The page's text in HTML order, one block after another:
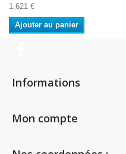
1,621 €
Ajouter au panier
Informations
Mon compte